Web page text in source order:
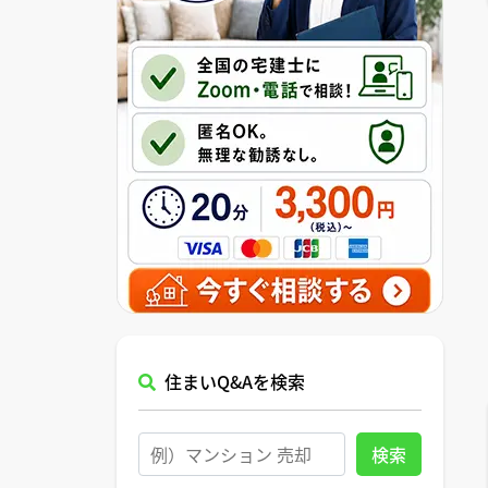
住まいQ&Aを検索